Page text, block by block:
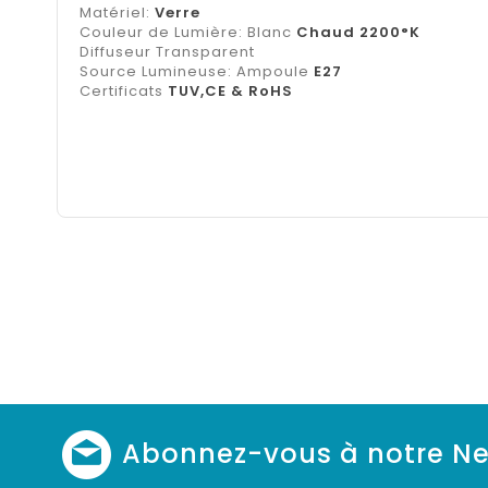
Matériel: Verre
Couleur de Lumière: Blanc Chaud 2200°K
Diffuseur Transparent
Source Lumineuse: Ampoule E27
Certificats TUV,CE & RoHS
Abonnez-vous à notre